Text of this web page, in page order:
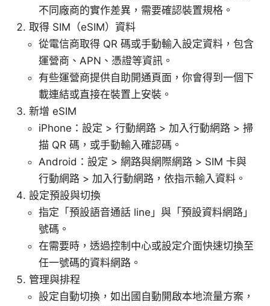
不同廠商的實作差異，需要確認裝置規格。
取得 SIM（eSIM）資料
從電信商取得 QR 碼或手動輸入設定資料，包含
運營商、APN、憑證等資訊。
有些運營商提供自助開通頁面，你會得到一個下
載連結或直接在裝置上安裝。
新增 eSIM
iPhone：設定 > 行動網路 > 加入行動網路 > 掃
描 QR 碼，或手動輸入確認碼。
Android：設定 > 網路與網際網路 > SIM 卡與
行動網路 > 加入行動網路，依指示輸入資料。
設定預設與切換
指定「預設語音通話 line」與「預設資料網路」
號碼。
在需要時，透過控制中心或設定介面快速切換至
任一號碼的資料網路。
管理與排程
設定自動切換，如出國自動開啟本地流量方案，